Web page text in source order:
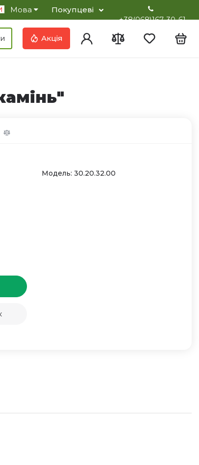
Мова
Покупцеві
+38(068)167-30-61
Акція Увійти ПорівнянняВибране
Модель: 30.20.32.00